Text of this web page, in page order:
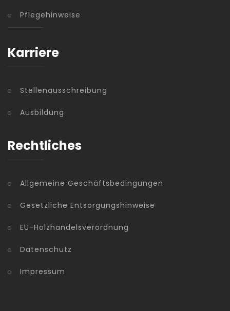
Pflegehinweise
Karriere
Stellenausschreibung
Ausbildung
Rechtliches
Allgemeine Geschäftsbedingungen
Gesetzliche Entsorgungshinweise
EU-Holzhandelsverordnung
Datenschutz
Impressum